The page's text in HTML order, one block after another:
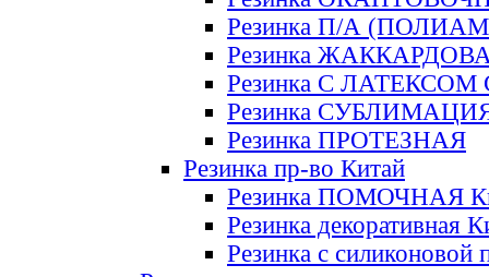
Резинка П/А
Резинка
Резинка С ЛАТЕКСОМ
Резинка
Резинка ПРОТЕЗНАЯ
Резинка пр-во Китай
Резинка ПОМОЧНАЯ
Резинка декоративная
Резинка с силиконовой